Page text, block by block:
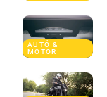
AUTÓ &
MOTOR